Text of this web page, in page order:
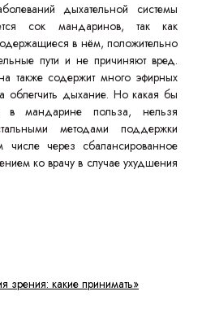
дыхательной системы
сок мандаринов, так как
в нём, положительно
пути и не причиняют вред.
также содержит много эфирных
облегчить дыхание. Но какая бы
мандарине польза, нельзя
методами поддержки
числе через сбалансированное
ко врачу в случае ухудшения
зрения: какие принимать»